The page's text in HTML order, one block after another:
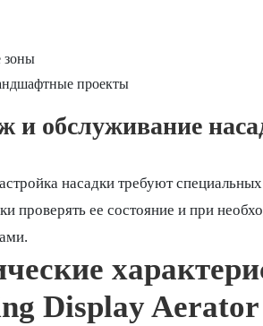
зоны
проекты
и обслуживание
насадки требуют
проверять ее состояние и при
Display